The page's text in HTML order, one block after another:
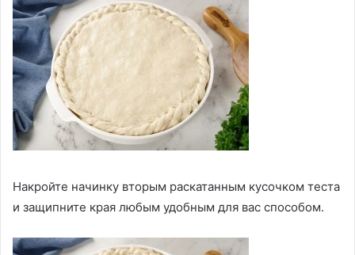
Накройте начинку вторым раскатанным кусочком теста
и защипните края любым удобным для вас способом.